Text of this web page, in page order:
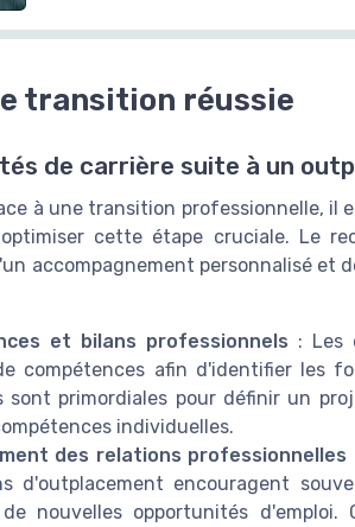
transition réussie
de carrière suite à un
à une transition professionnelle, il
cette étape cruciale. Le
accompagnement personnalisé et
et bilans professionnels : Les
compétences afin d'identifier les
sont primordiales pour définir un
individuelles.
des relations professionnelles
d'outplacement encouragent
nouvelles opportunités